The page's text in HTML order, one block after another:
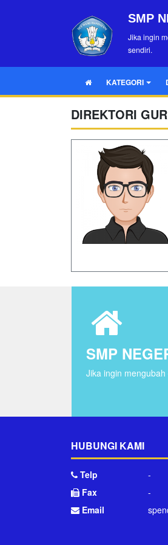
SMP
Jika ingin
sendiri.
KATEGORI
DIREKTORI
SMP
Jika ingin
HUBUNGI KAMI
Telp
-
Fax
-
Email